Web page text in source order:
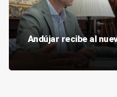
Andújar recibe al